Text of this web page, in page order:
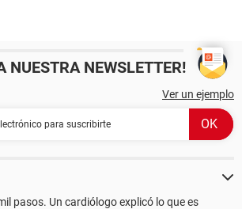
NUESTRA NEWSLETTER!
Ver un ejemplo
pasos. Un cardiólogo explicó lo que es